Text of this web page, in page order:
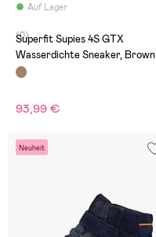
Auf Lager
(0)
Superfit Supies 4S GTX
Wasserdichte Sneaker, Brown
93,99 €
Neuheit